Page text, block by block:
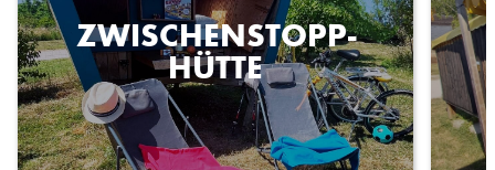
ZWISCHENSTOPP-
HÜTTE